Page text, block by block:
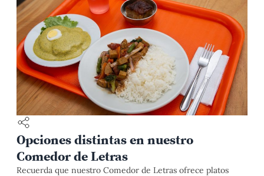
Opciones distintas en nuestro
Comedor de Letras
Recuerda que nuestro Comedor de Letras ofrece platos